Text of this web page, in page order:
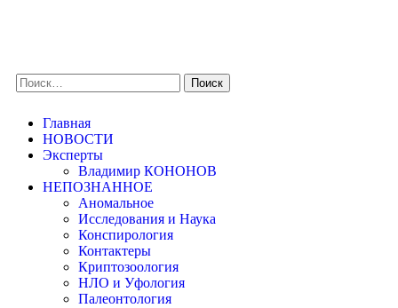
Главная
НОВОСТИ
Эксперты
Владимир КОНОНОВ
НЕПОЗНАННОЕ
Аномальное
Исследования и Наука
Конспирология
Контактеры
Криптозоология
НЛО и Уфология
Палеонтология